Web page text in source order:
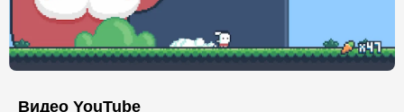
Видео YouTube